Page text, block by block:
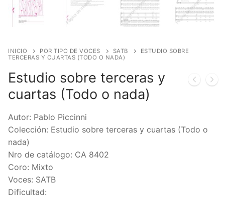
INICIO POR TIPO DE VOCES SATB
ESTUDIO SOBRE
TERCERAS Y CUARTAS (TODO O NADA)
Estudio sobre terceras y
cuartas (Todo o nada)
Autor: Pablo Piccinni
Colección: Estudio sobre terceras y cuartas (Todo o
nada)
Nro de catálogo: CA 8402
Coro: Mixto
Voces: SATB
Dificultad: